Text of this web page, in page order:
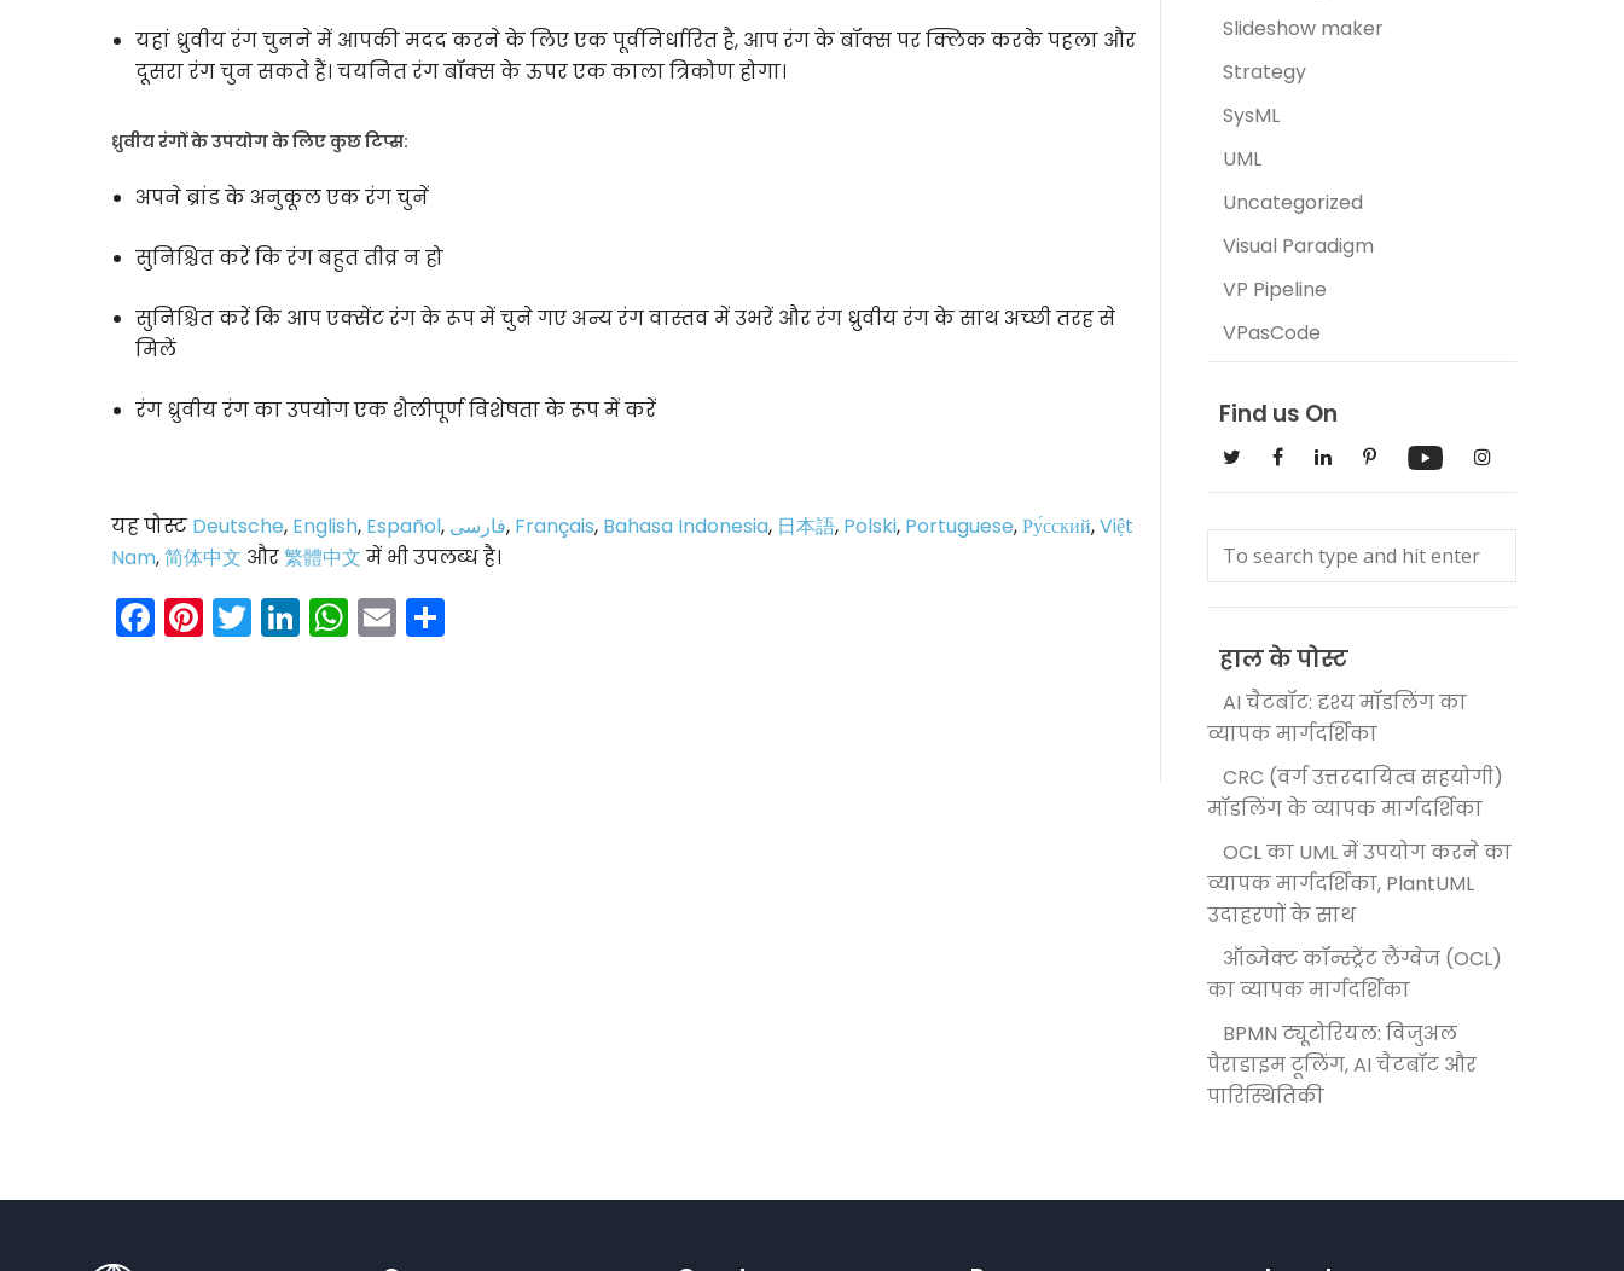
यहां ध्रुवीय रंग चुनने में आपकी मदद करने के लिए एक पूर्वनिर्धारित है, आप रंग के बॉक्स पर क्लिक करके पहला और
दूसरा रंग चुन सकते हैं। चयनित रंग बॉक्स के ऊपर एक काला त्रिकोण होगा।
ध्रुवीय रंगों के उपयोग के लिए कुछ टिप्स:
अपने ब्रांड के अनुकूल एक रंग चुनें
सुनिश्चित करें कि रंग बहुत तीव्र न हो
सुनिश्चित करें कि आप एक्सेंट रंग के रूप में चुने गए अन्य रंग वास्तव में उभरें और रंग ध्रुवीय रंग के साथ अच्छी तरह से
मिलें
रंग ध्रुवीय रंग का उपयोग एक शैलीपूर्ण विशेषता के रूप में करें
यह पोस्ट Deutsche, English, Español, فارسی, Français, Bahasa Indonesia, 日本語, Polski, Portuguese,Ру́сский,Việt
Nam,简体中文 और繁體中文 में भी उपलब्ध है।
Facebook
Pinterest
Twitter
LinkedIn
WhatsApp
Email
Slideshow maker
Strategy
SysML
UML
Uncategorized
Visual Paradigm
VP Pipeline
VPasCode
Find us On
हाल के पोस्ट
AI चैटबॉट: दृश्य मॉडलिंग का
व्यापक मार्गदर्शिका
CRC (वर्ग उत्तरदायित्व सहयोगी)
मॉडलिंग के व्यापक मार्गदर्शिका
OCL का UML में उपयोग करने का
व्यापक मार्गदर्शिका, PlantUML
उदाहरणों के साथ
ऑब्जेक्ट कॉन्स्ट्रेंट लैंग्वेज (OCL)
का व्यापक मार्गदर्शिका
BPMN ट्यूटोरियल: विजुअल
पैराडाइम टूलिंग, AI चैटबॉट और
पारिस्थितिकी